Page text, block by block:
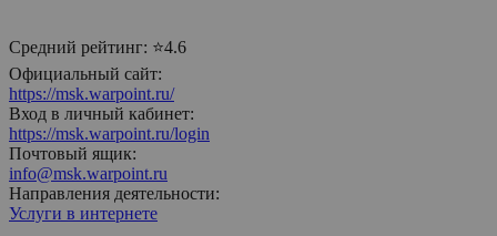
Средний рейтинг: ⭐4.6
Официальный сайт:
https://msk.warpoint.ru/
Вход в личный кабинет:
https://msk.warpoint.ru/login
Почтовый ящик:
info@msk.warpoint.ru
Направления деятельности:
Услуги в интернете